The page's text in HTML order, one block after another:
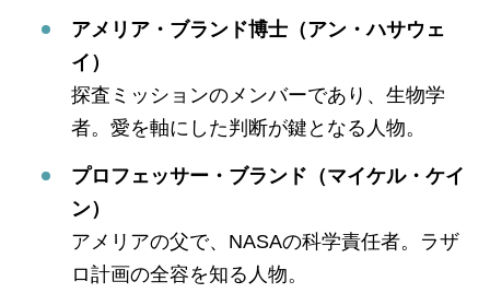
アメリア・ブランド博士（アン・ハサウェ
イ）
探査ミッションのメンバーであり、生物学
者。愛を軸にした判断が鍵となる人物。
プロフェッサー・ブランド（マイケル・ケイ
ン）
アメリアの父で、NASAの科学責任者。ラザ
ロ計画の全容を知る人物。